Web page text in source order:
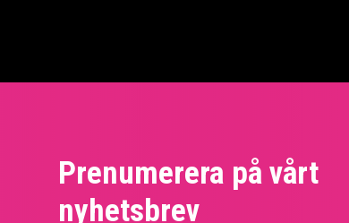
Prenumerera på vårt
nyhetsbrev